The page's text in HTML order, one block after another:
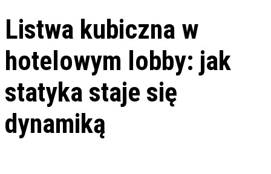
Listwa kubiczna w
hotelowym lobby: jak
statyka staje się
dynamiką